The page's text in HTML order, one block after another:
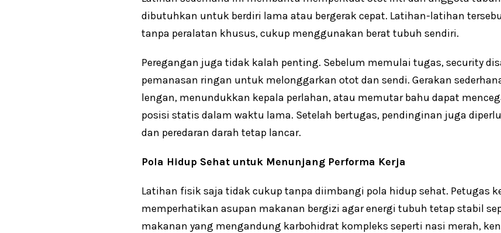
dibutuhkan untuk berdiri lama atau bergerak cepat. Latihan-latihan
tanpa peralatan khusus, cukup menggunakan berat tubuh sendiri.
Peregangan juga tidak kalah penting. Sebelum memulai tugas, security
pemanasan ringan untuk melonggarkan otot dan sendi. Gerakan
lengan, menundukkan kepala perlahan, atau memutar bahu dapat
posisi statis dalam waktu lama. Setelah bertugas, pendinginan juga
dan peredaran darah tetap lancar.
Pola Hidup Sehat untuk Menunjang Performa Kerja
Latihan fisik saja tidak cukup tanpa diimbangi pola hidup sehat. Petugas
memperhatikan asupan makanan bergizi agar energi tubuh tetap stabil
makanan yang mengandung karbohidrat kompleks seperti nasi merah,